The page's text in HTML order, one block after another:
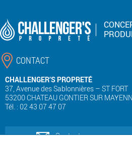
CONTACT
CHALLENGER’S PROPRETÉ
37, Avenue des Sablonnières – ST FORT
53200 CHATEAU GONTIER SUR
Tél. : 02 43 07 47 07
Contactez-nous